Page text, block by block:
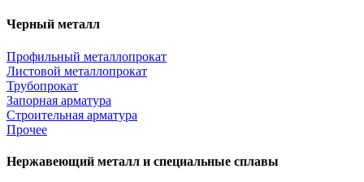
Черный металл
Профильный металлопрокат
Листовой металлопрокат
Трубопрокат
Запорная арматура
Строительная арматура
Прочее
Нержавеющий металл и специальные сплавы